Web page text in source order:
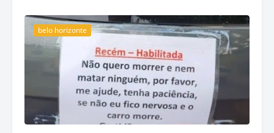
belo horizonte